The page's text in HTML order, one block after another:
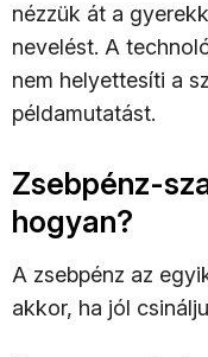
nézzük át a
nevelést. A
nem helyettesíti a
példamutatást.
Zsebpénz-
hogyan?
A zsebpénz az
akkor, ha jól